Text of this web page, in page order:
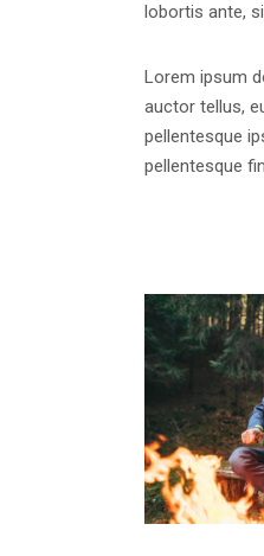
lobortis ante,
Lorem ipsum
auctor tellus,
pellentesque
pellentesque